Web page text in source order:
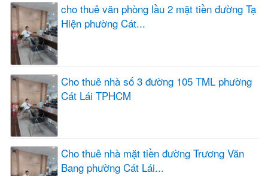
cho thuê văn phòng lầu 2 mặt tiền đường Tạ
Hiện phường Cát...
Cho thuê nhà số 3 đường 105 TML phường
Cát Lái TPHCM
Cho thuê nhà mặt tiền đường Trương Văn
Bang phường Cát Lái...